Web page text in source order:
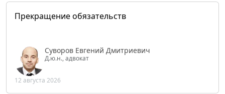
Прекращение обязательств
Суворов Евгений Дмитриевич
Д.ю.н., адвокат
12 августа 2026